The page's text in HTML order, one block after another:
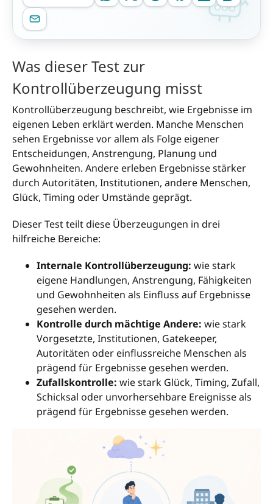
Was dieser Test zur
Kontrollüberzeugung misst
Kontrollüberzeugung beschreibt, wie Ergebnisse im
eigenen Leben erklärt werden. Manche Menschen
sehen Ergebnisse vor allem als Folge eigener
Entscheidungen, Anstrengung, Planung und
Gewohnheiten. Andere erleben Ergebnisse stärker
durch Autoritäten, Institutionen, andere Menschen,
Glück, Timing oder Umstände geprägt.
Dieser Test teilt diese Überzeugungen in drei
hilfreiche Bereiche:
Internale Kontrollüberzeugung: wie stark
eigene Handlungen, Anstrengung, Fähigkeiten
und Gewohnheiten als Einfluss auf Ergebnisse
gesehen werden.
Kontrolle durch mächtige Andere: wie stark
Vorgesetzte, Institutionen, Gatekeeper,
Autoritäten oder einflussreiche Menschen als
prägend für Ergebnisse gesehen werden.
Zufallskontrolle: wie stark Glück, Timing, Zufall,
Schicksal oder unvorhersehbare Ereignisse als
prägend für Ergebnisse gesehen werden.